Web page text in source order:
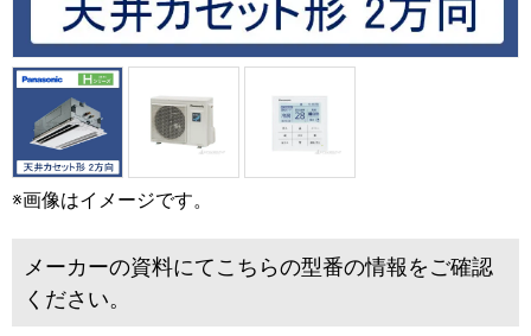
※画像はイメージです。
メーカーの資料にてこちらの型番の情報をご確認
ください。